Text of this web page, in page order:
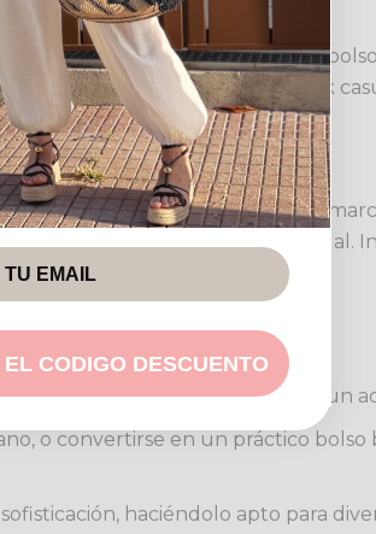
el exclusivo Bolso Nuria. Este
conjunto, desde un look
robustez de la madera en sus
una estética única y muy actual.
garantizando durabilidad y un
o convertirse en un práctico bolso
haciéndolo apto para
CODIGO DESCUENTO